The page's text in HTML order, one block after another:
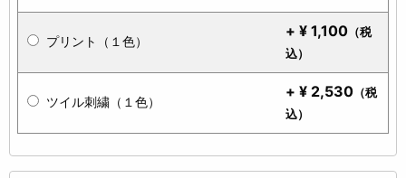
プリント（１色）
+ ¥ 1,100 （税
込）
ツイル刺繍（１色）
+ ¥ 2,530 （税
込）